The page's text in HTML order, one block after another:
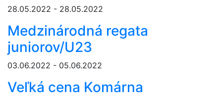
28.05.2022 - 28.05.2022
Medzinárodná regata
juniorov/U23
03.06.2022 - 05.06.2022
Veľká cena Komárna